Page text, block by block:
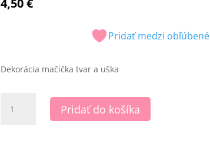
Pridať medzi obľúbené
Dekorácia mačička tvar a uška
Mačička
Pridať do košíka